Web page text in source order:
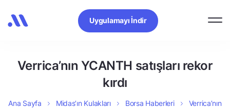
Uygulamayı İndir
Verrica’nın YCANTH satışları rekor
kırdı
Ana Sayfa Midas’ın Kulakları Borsa Haberleri
Verrica’nın